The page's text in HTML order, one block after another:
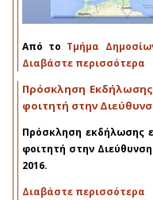
Από το Τμήμα
Διαβάστε περισσότερα
Πρόσκληση Εκδήλωσης
φοιτητή στην
Πρόσκληση εκδήλωσης
φοιτητή στην
2016.
Διαβάστε περισσότερα